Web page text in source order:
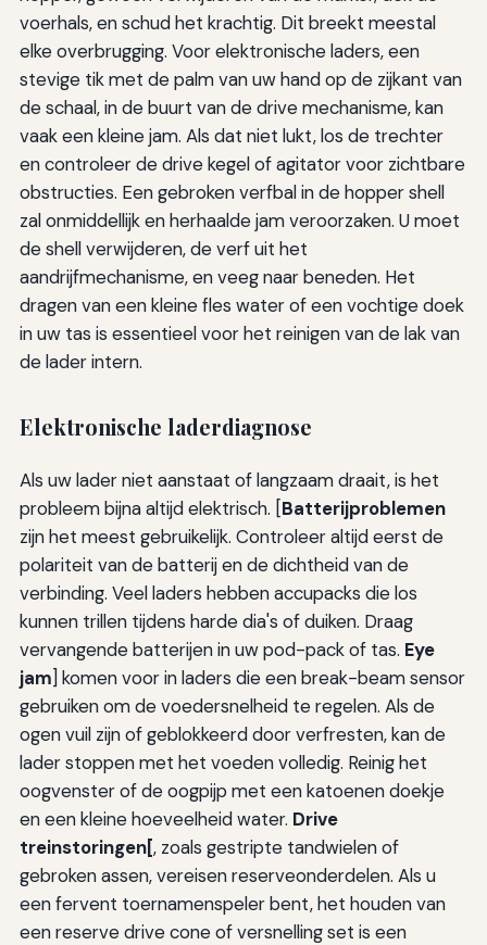
voerhals, en schud het krachtig. Dit breekt meestal
elke overbrugging. Voor elektronische laders, een
stevige tik met de palm van uw hand op de zijkant van
de schaal, in de buurt van de drive mechanisme, kan
vaak een kleine jam. Als dat niet lukt, los de trechter
en controleer de drive kegel of agitator voor zichtbare
obstructies. Een gebroken verfbal in de hopper shell
zal onmiddellijk en herhaalde jam veroorzaken. U moet
de shell verwijderen, de verf uit het
aandrijfmechanisme, en veeg naar beneden. Het
dragen van een kleine fles water of een vochtige doek
in uw tas is essentieel voor het reinigen van de lak van
de lader intern.
Elektronische laderdiagnose
Als uw lader niet aanstaat of langzaam draait, is het
probleem bijna altijd elektrisch. [Batterijproblemen
zijn het meest gebruikelijk. Controleer altijd eerst de
polariteit van de batterij en de dichtheid van de
verbinding. Veel laders hebben accupacks die los
kunnen trillen tijdens harde dia's of duiken. Draag
vervangende batterijen in uw pod-pack of tas. Eye
jam] komen voor in laders die een break-beam sensor
gebruiken om de voedersnelheid te regelen. Als de
ogen vuil zijn of geblokkeerd door verfresten, kan de
lader stoppen met het voeden volledig. Reinig het
oogvenster of de oogpijp met een katoenen doekje
en een kleine hoeveelheid water. Drive
treinstoringen[, zoals gestripte tandwielen of
gebroken assen, vereisen reserveonderdelen. Als u
een fervent toernamenspeler bent, het houden van
een reserve drive cone of versnelling set is een